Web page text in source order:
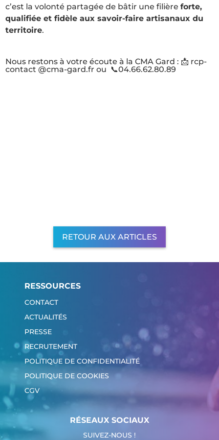
c’est la volonté partagée de bâtir une filièreforte,
qualifiée et fidèle aux savoir-faire artisanaux du
territoire.
Nous restons à votre écoute à la CMA Gard : 📩 rcp-
contact @cma-gard.fr ou 📞04.66.62.80.89
RETOUR AUX ARTICLES
RESSOURCES
CONTACT
ACTUALITÉS
PRESSE
RECRUTEMENT
POLITIQUE DE CONFIDENTIALITÉ
POLITIQUE DE COOKIES
CGV
RÉSEAUX SOCIAUX
SUIVEZ-NOUS !